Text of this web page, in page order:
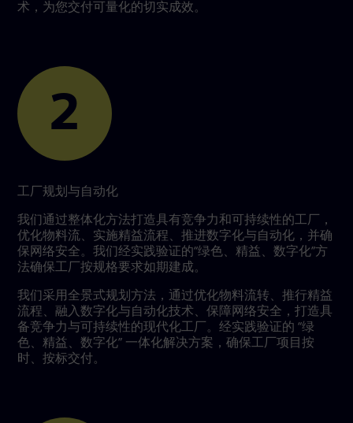
术，为您交付可量化的切实成效。
2
工厂规划与自动化
我们通过整体化方法打造具有竞争力和可持续性的工厂，
优化物料流、实施精益流程、推进数字化与自动化，并确
保网络安全。我们经实践验证的“绿色、精益、数字化”方
法确保工厂按规格要求如期建成。
我们采用全景式规划方法，通过优化物料流转、推行精益
流程、融入数字化与自动化技术、保障网络安全，打造具
备竞争力与可持续性的现代化工厂。经实践验证的 “绿
色、精益、数字化” 一体化解决方案，确保工厂项目按
时、按标交付。